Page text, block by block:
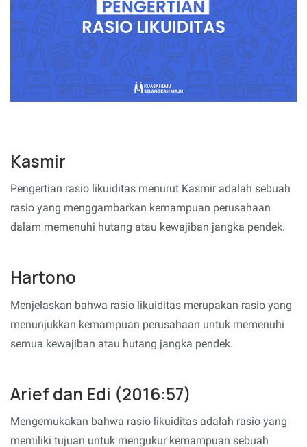
Kasmir
Pengertian rasio likuiditas menurut Kasmir adalah sebuah
rasio yang menggambarkan kemampuan perusahaan
dalam memenuhi hutang atau kewajiban jangka pendek.
Hartono
Menjelaskan bahwa rasio likuiditas merupakan rasio yang
menunjukkan kemampuan perusahaan untuk memenuhi
semua kewajiban atau hutang jangka pendek.
Arief dan Edi (2016:57)
Mengemukakan bahwa rasio likuiditas adalah rasio yang
memiliki tujuan untuk mengukur kemampuan sebuah